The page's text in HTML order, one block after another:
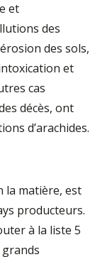
et
des
des sols,
et
cas
décès, ont
d’arachides.
la matière, est
producteurs.
à la liste 5
grands